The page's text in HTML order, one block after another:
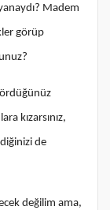
Madem
görüp
kızarsınız,
de
değilim ama,